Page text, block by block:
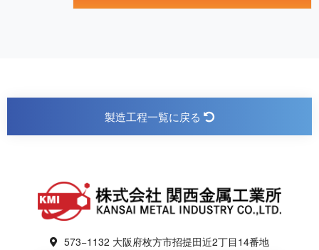
製造工程一覧に戻る
573−1132 大阪府枚方市招提田近2丁目14番地